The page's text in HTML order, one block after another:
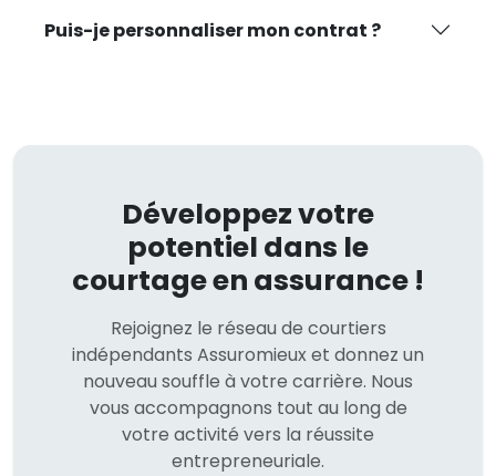
Puis-je personnaliser mon contrat ?
Développez votre
potentiel dans le
courtage en assurance !
Rejoignez le réseau de courtiers
indépendants Assuromieux et donnez un
nouveau souffle à votre carrière. Nous
vous accompagnons tout au long de
votre activité vers la réussite
entrepreneuriale.